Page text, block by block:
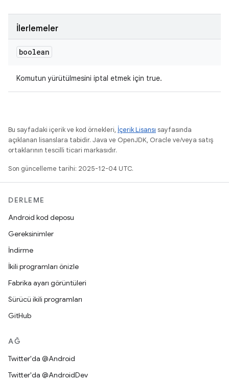
İlerlemeler
boolean
Komutun yürütülmesini iptal etmek için true.
Bu sayfadaki içerik ve kod örnekleri, İçerik Lisansı sayfasında
açıklanan lisanslara tabidir. Java ve OpenJDK, Oracle ve/veya satış
ortaklarının tescilli ticari markasıdır.
Son güncelleme tarihi: 2025-12-04 UTC.
DERLEME
Android kod deposu
Gereksinimler
İndirme
İkili programları önizle
Fabrika ayarı görüntüleri
Sürücü ikili programları
GitHub
AĞ
Twitter'da @Android
Twitter'da @AndroidDev